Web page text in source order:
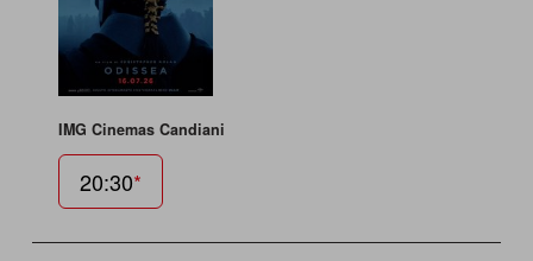
IMG Cinemas Candiani
20:30*